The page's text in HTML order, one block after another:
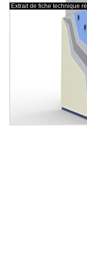
Extrait de fiche technique